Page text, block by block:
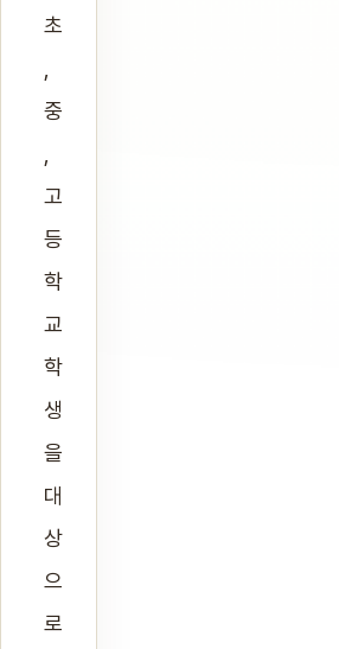
초
중
고
등
학
교
학
생
을
대
상
으
로